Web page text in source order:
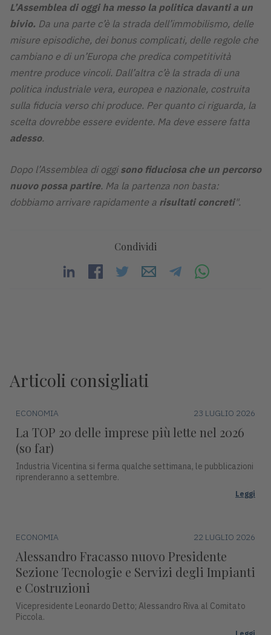
L’Assemblea di oggi ha messo la politica davanti a un
bivio. Da una parte c’è la strada dell’immobilismo, delle
misure episodiche, dei bonus complicati, delle regole che
cambiano e di un’Europa che predica competitività
mentre produce vincoli. Dall’altra c’è la strada di una
politica industriale vera, europea e nazionale, costruita
sulla fiducia verso chi produce. Per quanto ci riguarda, la
scelta dovrebbe essere evidente. Ma deve essere fatta
adesso.
Dopo l’Assemblea di oggi sono fiduciosa che un percorso
nuovo possa partire. Ma la partenza non basta:
dobbiamo arrivare rapidamente a risultati concreti".
Condividi
Articoli consigliati
ECONOMIA 23 LUGLIO 2026
La TOP 20 delle imprese più lette nel 2026
(so far)
Industria Vicentina si ferma qualche settimana, le pubblicazioni
riprenderanno a settembre.
Leggi
ECONOMIA 22 LUGLIO 2026
Alessandro Fracasso nuovo Presidente
Sezione Tecnologie e Servizi degli Impianti
e Costruzioni
Vicepresidente Leonardo Detto; Alessandro Riva al Comitato
Piccola.